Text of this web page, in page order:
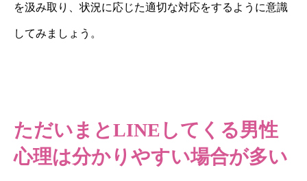
を汲み取り、状況に応じた適切な対応をするように意識
してみましょう。
ただいまとLINEしてくる男性
心理は分かりやすい場合が多い